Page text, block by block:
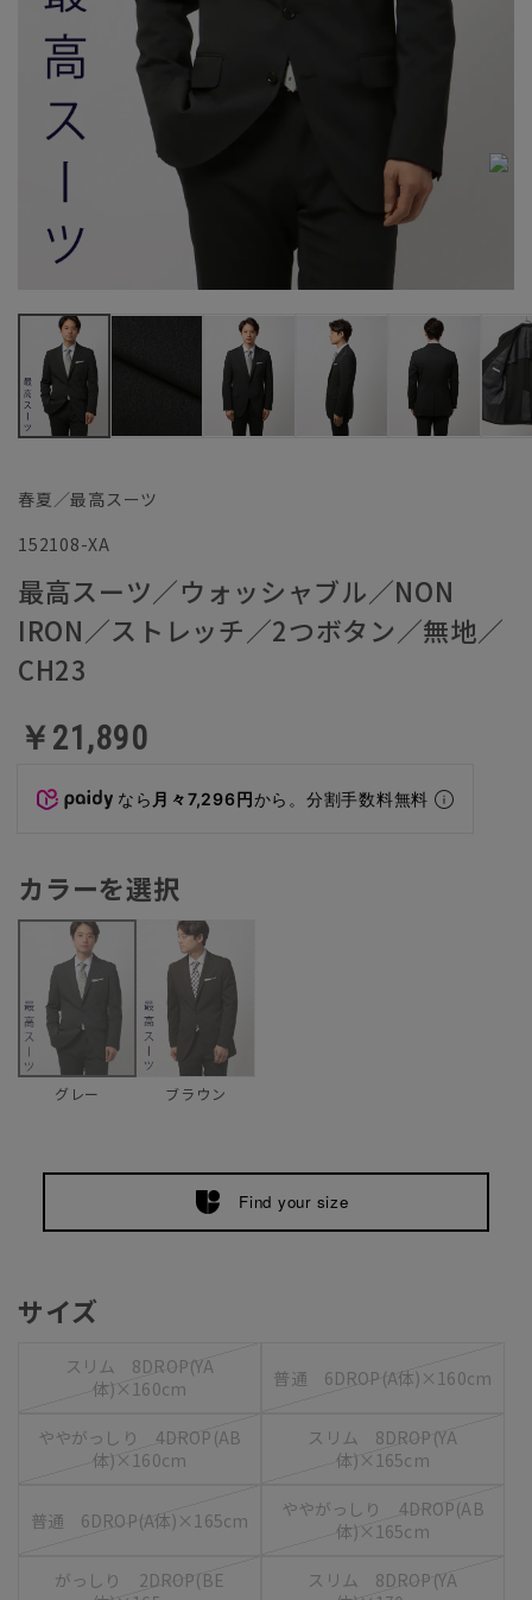
春夏／最高スーツ
152108-XA
最高スーツ／ウォッシャブル／NON
IRON／ストレッチ／2つボタン／無地／
CH23
￥21,890
なら 月々7,296円から。分割手数料無料
カラーを選択
グレー ブラウン
Find your size
サイズ
スリム 8DROP(YA
体)×160cm
普通 6DROP(A体)×160cm
ややがっしり 4DROP(AB
体)×160cm
スリム 8DROP(YA
体)×165cm
普通 6DROP(A体)×165cm
ややがっしり 4DROP(AB
体)×165cm
がっしり 2DROP(BE
スリム 8DROP(YA